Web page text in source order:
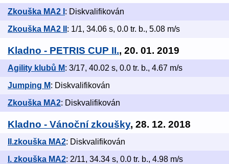
Zkouška MA2 I : Diskvalifikován
Zkouška MA2 II : 1/1, 34.06 s, 0.0 tr. b., 5.08 m/s
Kladno - PETRIS CUP II., 20. 01. 2019
Agility klubů M: 3/17, 40.02 s, 0.0 tr. b., 4.67 m/s
Jumping M: Diskvalifikován
Zkouška MA2: Diskvalifikován
Kladno - Vánoční zkoušky, 28. 12. 2018
II.zkouška MA2: Diskvalifikován
I. zkouška MA2: 2/11, 34.34 s, 0.0 tr. b., 4.98 m/s